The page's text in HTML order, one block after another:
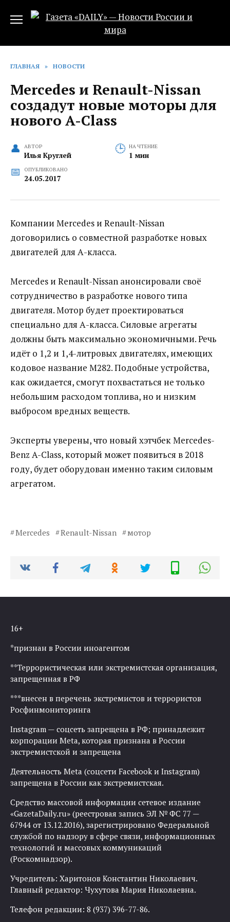
ГЛАВНАЯ » НОВОСТИ
Mercedes и Renault-Nissan
создадут новые моторы для
нового A-Class
АВТОР
Илья Круглей
НА ЧТЕНИЕ
1 мин
ОПУБЛИКОВАНО
24.05.2017
Компании Mercedes и Renault-Nissan
договорились о совместной разработке новых
двигателей для А-класса.
Mercedes и Renault-Nissan анонсировали своё
сотрудничество в разработке нового типа
двигателя. Мотор будет проектироваться
специально для А-класса. Силовые агрегаты
должны быть максимально экономичными. Речь
идёт о 1,2 и 1,4-литровых двигателях, имеющих
кодовое название М282. Подобные устройства,
как ожидается, смогут похвастаться не только
небольшим расходом топлива, но и низким
выбросом вредных веществ.
Эксперты уверены, что новый хэтчбек Mercedes-
Benz A-Class, который может появиться в 2018
году, будет оборудован именно таким силовым
агрегатом.
Mercedes Renault-Nissan мотор
16+
*признан в России иноагентом
**Террористическая или экстремистская организация,
запрещенная в РФ
***внесен в перечень экстремистов и террористов
Росфинмониторинга
Instagram — соцсеть запрещена в РФ; принадлежит
корпорации Meta, которая признана в России
экстремистской и запрещена
Деятельность Meta (соцсети Facebook и Instagram)
запрещена в России как экстремистская.
Средство массовой информации сетевое издание
«GazetaDaily.ru» (реестровая запись ЭЛ № ФС 77 —
67944 от 13.12.2016), зарегистрировано Федеральной
службой по надзору в сфере связи, информационных
технологий и массовых коммуникаций
(Роскомнадзор).
Учредитель: Харитонов Константин Николаевич.
Главный редактор: Чухутова Мария Николаевна.
Телефон редакции: 8 (937) 396-77-86.